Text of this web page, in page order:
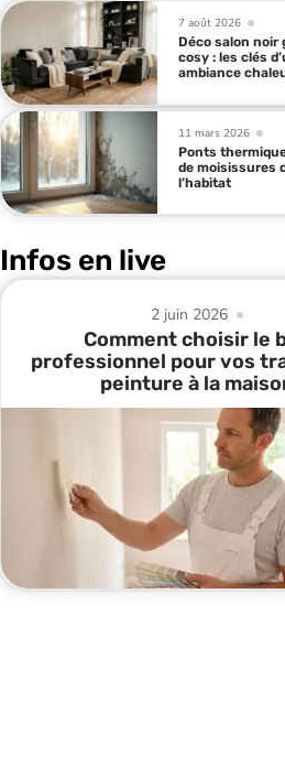
7 août 2026
Déco salon noir
cosy : les clés
ambiance
11 mars 2026
Ponts
de moisissures
l’habitat
Infos en live
2 juin 2026
Comment choisir le
professionnel pour vos
peinture à la